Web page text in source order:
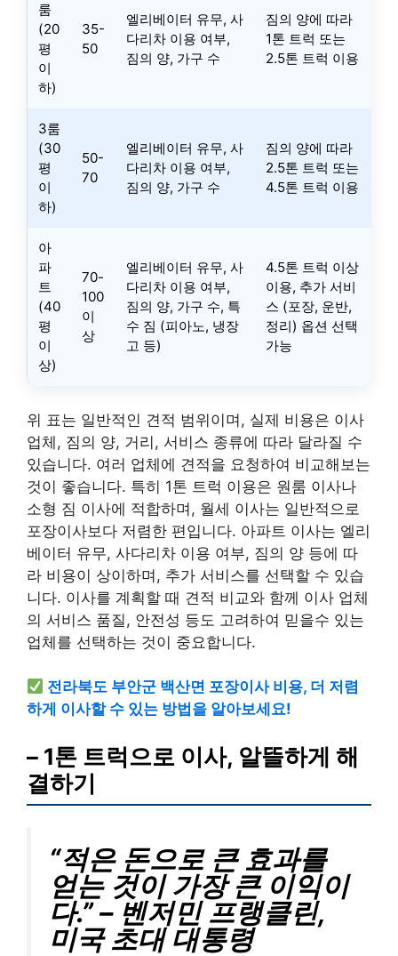
룸
(20
평
이
하)
35-
50
엘리베이터 유무, 사
다리차 이용 여부,
짐의 양, 가구 수
짐의 양에 따라
1톤 트럭 또는
2.5톤 트럭 이용
3룸
(30
평
이
하)
50-
70
엘리베이터 유무, 사
다리차 이용 여부,
짐의 양, 가구 수
짐의 양에 따라
2.5톤 트럭 또는
4.5톤 트럭 이용
아
파
트
(40
평
이
상)
70-
100
이
상
엘리베이터 유무, 사
다리차 이용 여부,
짐의 양, 가구 수, 특
수 짐 (피아노, 냉장
고 등)
4.5톤 트럭 이상
이용, 추가 서비
스 (포장, 운반,
정리) 옵션 선택
가능
위 표는 일반적인 견적 범위이며, 실제 비용은 이사
업체, 짐의 양, 거리, 서비스 종류에 따라 달라질 수
있습니다. 여러 업체에 견적을 요청하여 비교해보는
것이 좋습니다. 특히 1톤 트럭 이용은 원룸 이사나
소형 짐 이사에 적합하며, 월세 이사는 일반적으로
포장이사보다 저렴한 편입니다. 아파트 이사는 엘리
베이터 유무, 사다리차 이용 여부, 짐의 양 등에 따
라 비용이 상이하며, 추가 서비스를 선택할 수 있습
니다. 이사를 계획할 때 견적 비교와 함께 이사 업체
의 서비스 품질, 안전성 등도 고려하여 믿을수 있는
업체를 선택하는 것이 중요합니다.
전라북도 부안군 백산면 포장이사 비용, 더 저렴
하게 이사할 수 있는 방법을 알아보세요!
– 1톤 트럭으로 이사, 알뜰하게 해
결하기
“적은 돈으로 큰 효과를
얻는 것이 가장 큰 이익이
다.” – 벤저민 프랭클린,
미국 초대 대통령